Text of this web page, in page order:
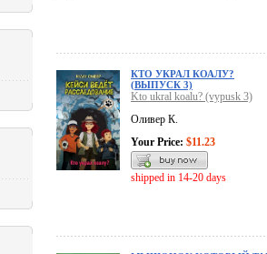
КТО УКРАЛ КОАЛУ?
(ВЫПУСК 3)
Kto ukral koalu? (vypusk 3)
Оливер К.
Your Price: $11.23
shipped in 14-20 days